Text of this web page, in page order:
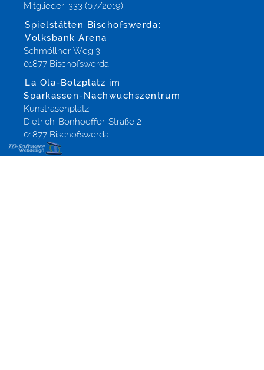
Mitglieder: 333 (07/2019)
Spielstätten Bischofswerda:
Volksbank Arena
Schmöllner Weg 3
01877 Bischofswerda
La Ola-Bolzplatz im
Sparkassen-Nachwuchszentrum
Kunstrasenplatz
Dietrich-Bonhoeffer-Straße 2
01877 Bischofswerda